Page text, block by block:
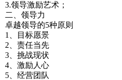
3.领导激励艺术；
二、领导力
卓越领导的5种原则
1、目标愿景
2、责任当先
3、挑战现状
4、激励人心
5、经营团队